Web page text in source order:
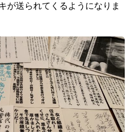
が送られてくるようになりま